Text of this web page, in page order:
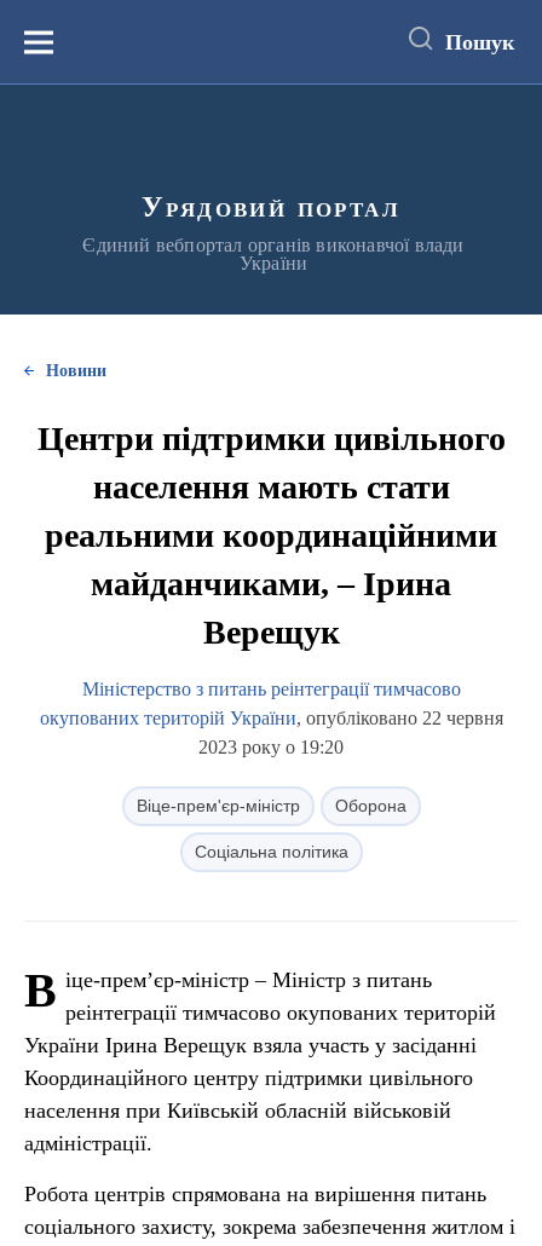
вмістуМеню Пошук
Урядовий портал
Єдиний вебпортал органів виконавчої влади
України
Новини
Центри підтримки цивільного
населення мають стати
реальними координаційними
майданчиками, – Ірина
Верещук
Міністерство з питань реінтеграції тимчасово
окупованих територій України, опубліковано 22 червня
2023 року о 19:20
Віце-прем'єр-міністр Оборона
Соціальна політика
В іце-прем’єр-міністр – Міністр з питань
реінтеграції тимчасово окупованих територій
України Ірина Верещук взяла участь у засіданні
Координаційного центру підтримки цивільного
населення при Київській обласній військовій
адміністрації.
Робота центрів спрямована на вирішення питань
соціального захисту, зокрема забезпечення житлом і